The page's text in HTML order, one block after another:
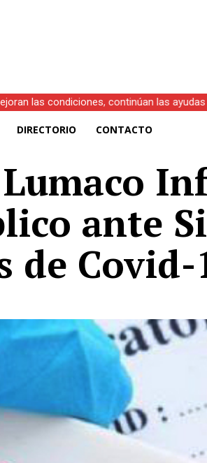
las condiciones, continúan las
DIRECTORIO CONTACTO
ante
de Covid-